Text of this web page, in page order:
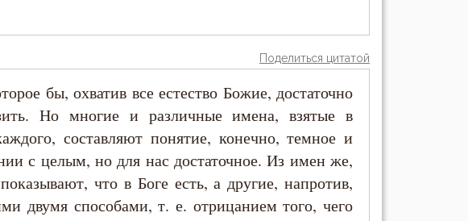
Поделиться цитатой
бы, охватив все естество Божие, достаточно
Но многие и различные имена, взятые в
составляют понятие, конечно, темное и
с целым, но для нас достаточное. Из имен же,
что в Боге есть, а другие, напротив,
двумя способами, т. е. отрицанием того, чего